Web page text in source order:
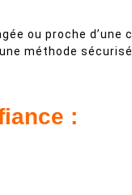
ou proche
méthode
: